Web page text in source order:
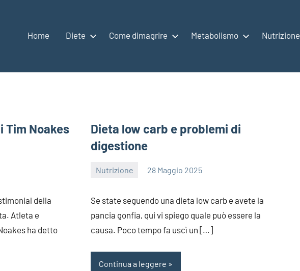
Home Diete Come dimagrire Metabolismo Nutrizione
Tim Noakes
della
Atleta e
ha detto
Dieta low carb e problemi di
digestione
Nutrizione 28 Maggio 2025
Se state seguendo una dieta low carb e avete la
pancia gonfia, qui vi spiego quale può essere la
causa. Poco tempo fa uscì un […]
Continua a leggere